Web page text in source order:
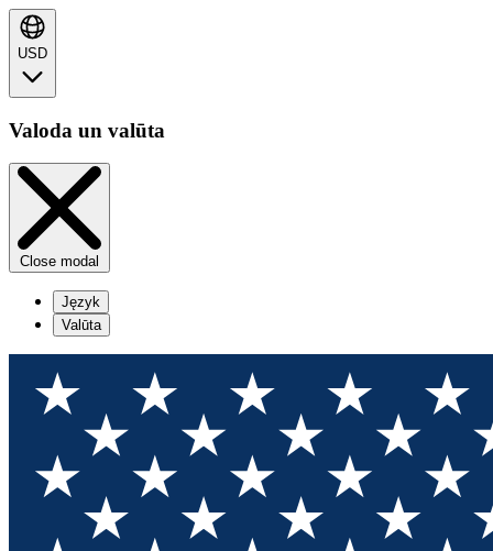
USD
Valoda un valūta
Close modal
Język
Valūta